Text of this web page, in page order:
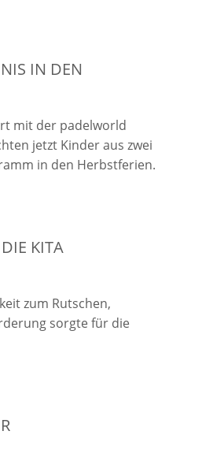
IN DEN H
mit der padelworld
jetzt Kinder aus zwei
in den Herbstferien.
KITA
zum Rutschen,
sorgte für die